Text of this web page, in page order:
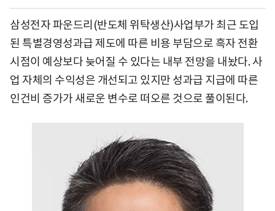
삼성전자 파운드리(반도체 위탁생산)사업부가 최근 도입
된 특별경영성과급 제도에 따른 비용 부담으로 흑자 전환
시점이 예상보다 늦어질 수 있다는 내부 전망을 내놨다. 사
업 자체의 수익성은 개선되고 있지만 성과급 지급에 따른
인건비 증가가 새로운 변수로 떠오른 것으로 풀이된다.